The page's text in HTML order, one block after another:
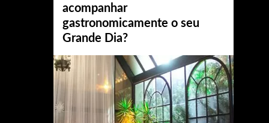
acompanhar
gastronomicamente o seu
Grande Dia?